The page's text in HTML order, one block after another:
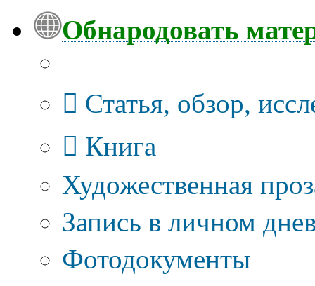
Обнародовать
Статья, обзор,
Книга
Художественная
Запись в личном
Фотодокументы